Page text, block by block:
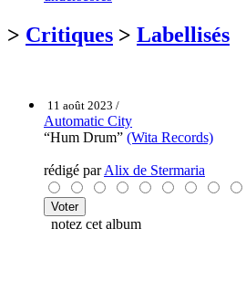
> Critiques > Labellisés
11 août 2023 /
Automatic City
“Hum Drum” (Wita Records)
rédigé parAlix de Stermaria
notez cet album